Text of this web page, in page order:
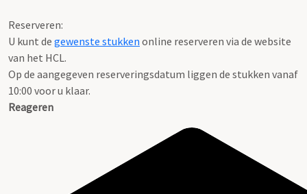
Reserveren:
U kunt de gewenste stukken online reserveren via de website
van het HCL.
Op de aangegeven reserveringsdatum liggen de stukken vanaf
10:00 voor u klaar.
Reageren